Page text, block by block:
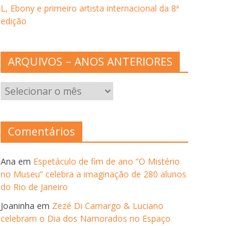
L, Ebony e primeiro artista internacional da 8ª
edição
ARQUIVOS – ANOS ANTERIORES
ARQUIVOS
–
ANTERIORES
Comentários
Ana em Espetáculo de fim de ano “O Mistério
no Museu” celebra a imaginação de 280 alunos
do Rio de Janeiro
Joaninha em Zezé Di Camargo & Luciano
celebram o Dia dos Namorados no Espaço